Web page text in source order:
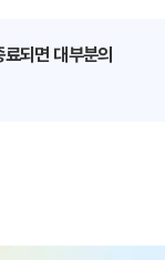
되면 대부분의